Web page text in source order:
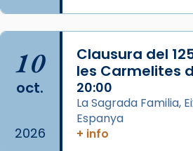
Photo
View on Facebook · Share
Arquebisbat de
2 weeks ago
Jaume, fill de Zebedeu, és
seu germà Joan i Pere un
10
oct.
2026
Clausura del
les Carmelites
20:00
La Sagrada Familia,
Espanya
+ info